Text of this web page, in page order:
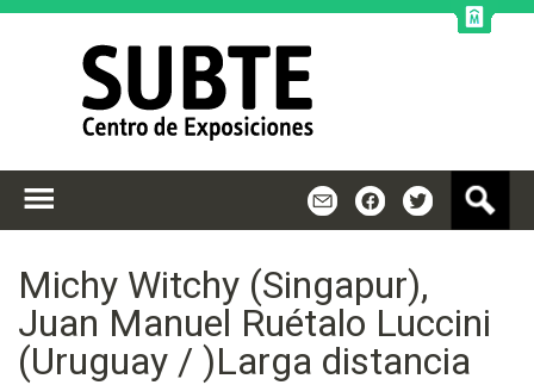
Michy Witchy (Singapur),
Juan Manuel Ruétalo Luccini
(Uruguay / )Larga distancia
s
r